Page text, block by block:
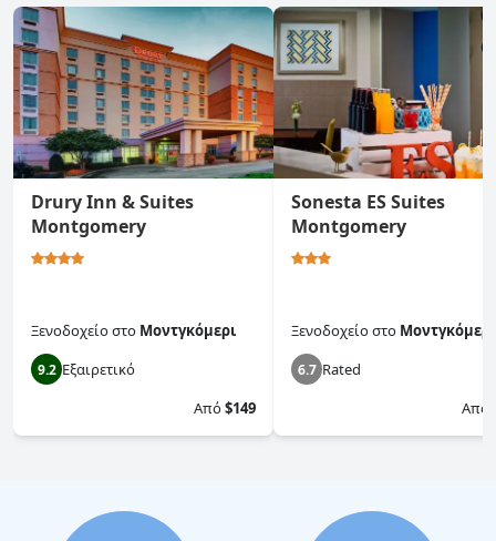
Drury Inn & Suites
Montgomery
Ξενοδοχείοστο Μοντγκόμερι
9.2 Εξαιρετικό
Από$149
Sonesta ES Suites
Montgomery
Ξενοδοχείοστο Μοντγκόμερι
6.7 Rated
Από